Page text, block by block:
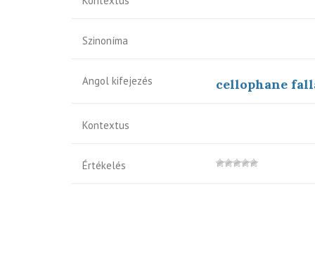
Szinoníma
Angol kifejezés cellophane
Kontextus
Értékelés